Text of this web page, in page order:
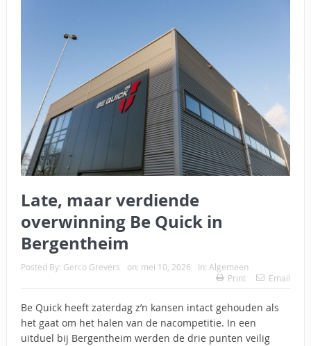
Late, maar verdiende
overwinning Be Quick in
Bergentheim
Posted By: Gerco Grevers on: mei 10, 2026 In: Algemeen
Print
Email
Be Quick heeft zaterdag z’n kansen intact gehouden als
het gaat om het halen van de nacompetitie. In een
uitduel bij Bergentheim werden de drie punten veilig